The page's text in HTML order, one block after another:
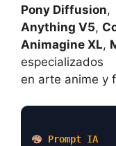
Pony Diffusion,
Anything V5,
Animagine XL,
especializados
en arte anime y
Prompt IA